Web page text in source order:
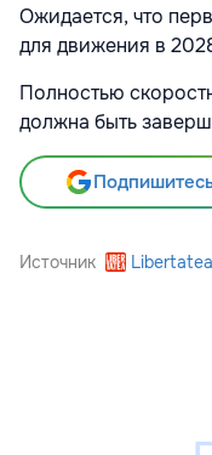
Ожидается, что
для движения в
Полностью
должна быть
Источник Libertatea